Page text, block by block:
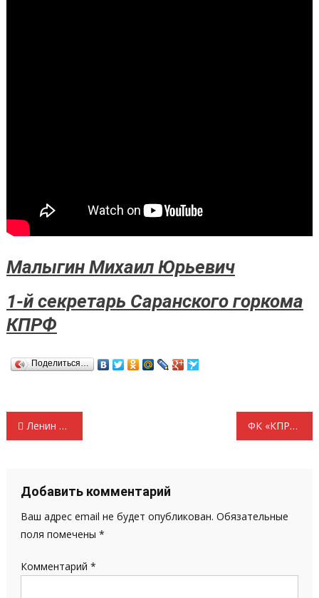
Малыгин Михаил Юрьевич
1-й секретарь Саранского горкома
КПРФ
Поделиться…
Навигация
записям
Ленин и современность ФК «КПРФ Мордовия» разгромил «Магнит»
Добавить комментарий
Ваш адрес email не будет опубликован. Обязательные
поля помечены *
Комментарий *